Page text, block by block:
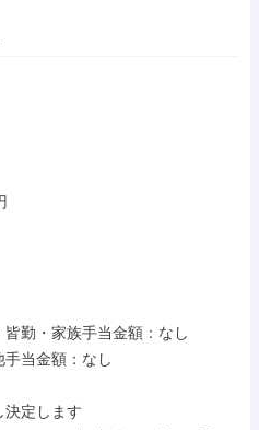
勤・家族手当金額：なし
当金額：なし
定します